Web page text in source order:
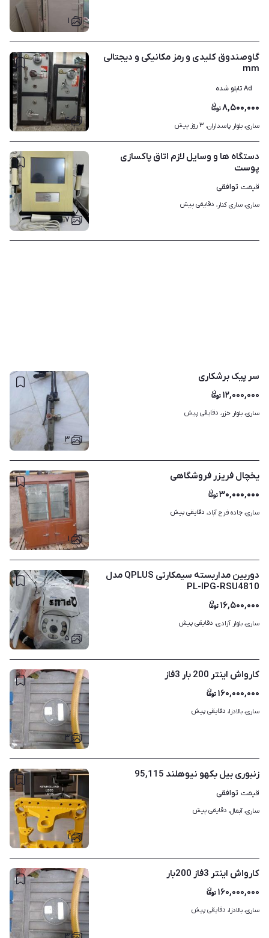
۱
۴
گاوصندوق کلیدی و رمز مکانیکی و دیجتالی
mm
Ad تابلو شده
۸,۵۰۰,۰۰۰
ساری، بلوار پاسداران، ۳ روز پیش
۷
دستگاه ها و وسایل لازم اتاق پاکسازی
پوست
قیمت توافقی
ساری، ساری کنار، دقایقی پیش
۳
سر پیک برشکاری
۱۲,۰۰۰,۰۰۰
ساری، بلوار خزر، دقایقی پیش
۱
یخچال فریزر فروشگاهی
۳۰,۰۰۰,۰۰۰
ساری، جاده فرح آباد، دقایقی پیش
۵
دوربین مداربسته سیمکارتی QPLUS مدل
PL-IPG-RSU4810
۱۶,۵۰۰,۰۰۰
ساری، بلوار آزادی، دقایقی پیش
۳
کارواش اینتر 200 بار 3فاز
۱۶۰,۰۰۰,۰۰۰
ساری، بالادزا، دقایقی پیش
۱
زنبوری بیل بکهو نیوهلند 95,115
قیمت توافقی
ساری، آبمال، دقایقی پیش
کارواش اینتر 3فاز 200بار
۱۶۰,۰۰۰,۰۰۰
ساری، بالادزا، دقایقی پیش